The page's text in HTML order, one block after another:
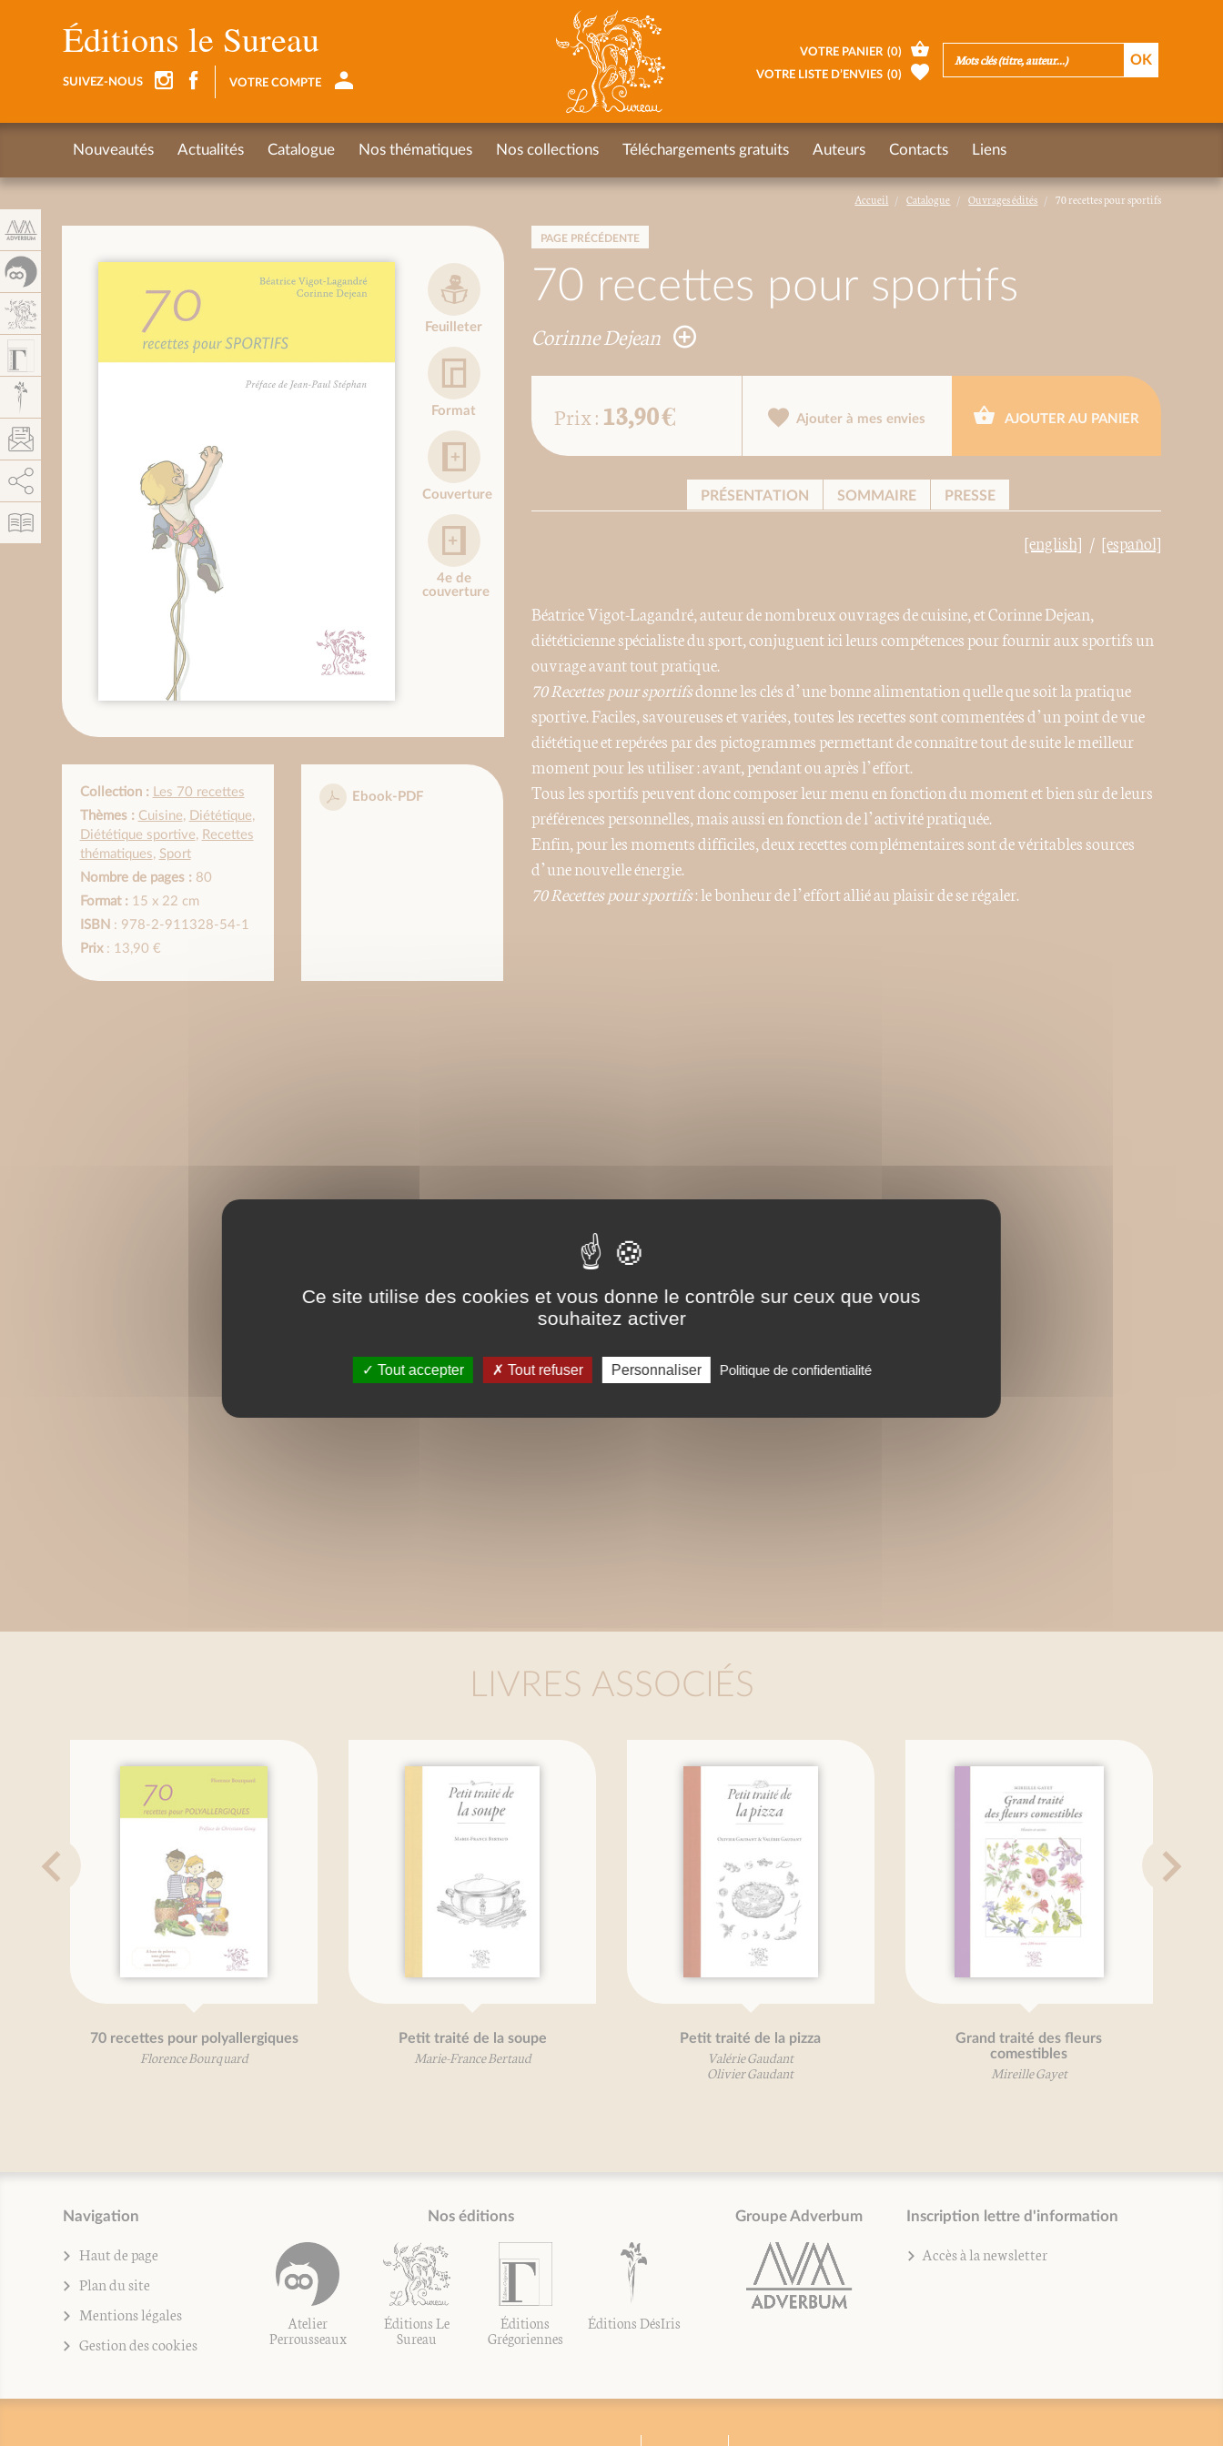
Accueil Catalogue Ouvrages édités 70 recettes pour sportifs
PAGE PRÉCÉDENTE
70 recettes pour sportifs
Corinne Dejean
Feuilleter
Format
Couverture
4e de
couverture
Collection : Les 70 recettes
Thèmes : Cuisine, Diététique,
Diététique sportive, Recettes
thématiques, Sport
Nombre de pages :80
Format :15 x 22 cm
ISBN : 978-2-911328-54-1
Prix: 13,90 €
Ebook-PDF
Prix : 13,90 € Ajouter à mes envies AJOUTER AU PANIER
PRÉSENTATION SOMMAIRE PRESSE
[english] [español]
Béatrice Vigot-Lagandré, auteur de nombreux ouvrages de cuisine, et Corinne Dejean,
diététicienne spécialiste du sport, conjuguent ici leurs compétences pour fournir aux sportifs un
ouvrage avant tout pratique.
70 Recettes pour sportifsdonne les clés d’une bonne alimentation quelle que soit la pratique
sportive. Faciles, savoureuses et variées, toutes les recettes sont commentées d’un point de vue
diététique et repérées par des pictogrammes permettant de connaître tout de suite le meilleur
moment pour les utiliser : avant, pendant ou après l’effort.
Tous les sportifs peuvent donc composer leur menu en fonction du moment et bien sûr de leurs
préférences personnelles, mais aussi en fonction de l’activité pratiquée.
Enfin, pour les moments difficiles, deux recettes complémentaires sont de véritables sources
d’une nouvelle énergie.
70 Recettes pour sportifs: le bonheur de l’effort allié au plaisir de se régaler.
LIVRES ASSOCIÉS
70 recettes pour polyallergiques
Florence Bourquard
Petit traité de la soupe
Marie-France Bertaud
Petit traité de la pizza
Valérie Gaudant
Olivier Gaudant
Grand traité des fleurs
comestibles
Mireille Gayet
Navigation
Haut de page
Plan du site
Mentions légales
Gestion des cookies
Nos éditions
Atelier
Perrousseaux
Éditions Le
Sureau
Éditions
Grégoriennes
Éditions DésIris
Groupe Adverbum Inscription lettre d'information
Accès à la newsletter
Éditions le Sureau
SUIVEZ-NOUS VOTRE COMPTE
VOTRE PANIER (0)
VOTRE LISTE D’ENVIES (0)
Nouveautés Actualités Catalogue Nos thématiques Nos collections Téléchargements gratuits Auteurs Contacts Liens
Autoriser
Ce site utilise des cookies et vous donne le contrôle sur ceux que vous
souhaitez activer
Tout accepter Tout refuser Personnaliser Politique de confidentialité